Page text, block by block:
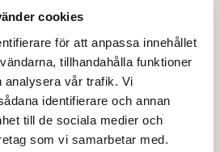
cookies
för att anpassa innehållet
tillhandahålla funktioner
analysera vår trafik. Vi
identifierare och annan
till de sociala medier och
som vi samarbetar med.